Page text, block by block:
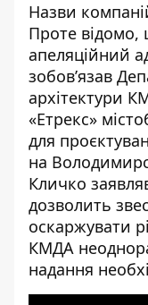
Назви
Проте відомо,
апеляційний
зобов’язав
архітектури
«Етрекс»
для
на
Кличко
дозволить
оскаржувати
КМДА
надання